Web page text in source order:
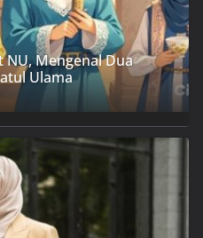
NU, Mengenal Dua
Ulama